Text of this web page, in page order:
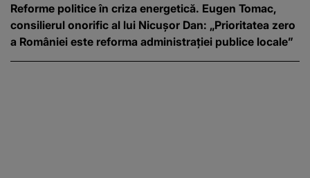
Reforme politice în criza energetică. Eugen Tomac,
consilierul onorific al lui Nicușor Dan: „Prioritatea zero
a României este reforma administrației publice locale”